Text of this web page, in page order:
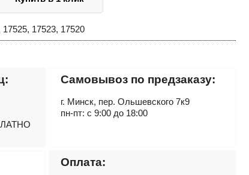
17523, 17520
Самовывоз по предзаказу:
г. Минск, пер. Ольшевского 7к9
пн-пт: с 9:00 до 18:00
Оплата: